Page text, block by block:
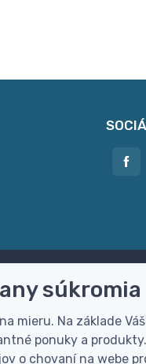
súkromia
mieru. Na základe
ponuky a
o chovaní na webe